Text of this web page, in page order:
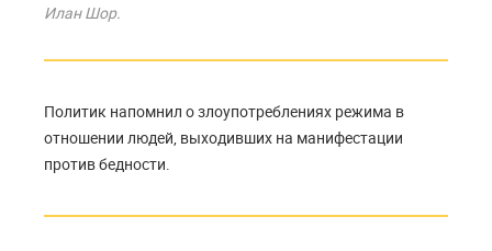
Илан Шор.
Политик напомнил о злоупотреблениях режима в
отношении людей, выходивших на манифестации
против бедности.